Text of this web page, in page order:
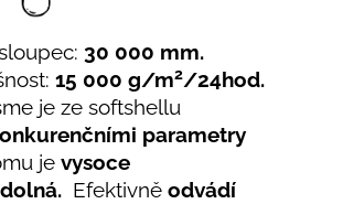
30 000 mm.
15 000 g/m2/24hod.
je ze softshellu
parametry
je vysoce
Efektivně odvádí